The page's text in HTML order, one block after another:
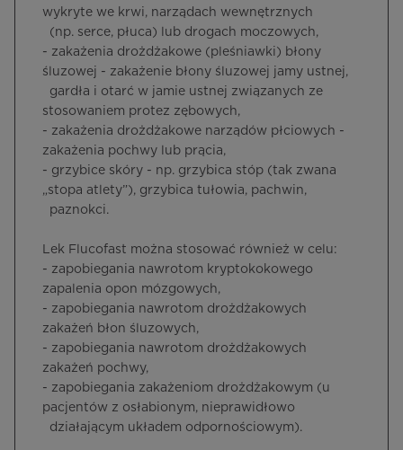
wykryte we krwi, narządach wewnętrznych
(np. serce, płuca) lub drogach moczowych,
- zakażenia drożdżakowe (pleśniawki) błony
śluzowej - zakażenie błony śluzowej jamy ustnej,
gardła i otarć w jamie ustnej związanych ze
stosowaniem protez zębowych,
- zakażenia drożdżakowe narządów płciowych -
zakażenia pochwy lub prącia,
- grzybice skóry - np. grzybica stóp (tak zwana
„stopa atlety”), grzybica tułowia, pachwin,
paznokci.
Lek Flucofast można stosować również w celu:
- zapobiegania nawrotom kryptokokowego
zapalenia opon mózgowych,
- zapobiegania nawrotom drożdżakowych
zakażeń błon śluzowych,
- zapobiegania nawrotom drożdżakowych
zakażeń pochwy,
- zapobiegania zakażeniom drożdżakowym (u
pacjentów z osłabionym, nieprawidłowo
działającym układem odpornościowym).